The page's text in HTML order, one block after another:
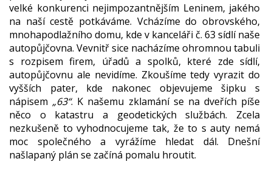
velké konkurenci nejimpozantnějším Leninem, jakého
na naší cestě potkáváme. Vcházíme do obrovského,
mnohapodlažního domu, kde v kanceláři č. 63 sídlí naše
autopůjčovna. Vevnitř sice nacházíme ohromnou tabuli
s rozpisem firem, úřadů a spolků, které zde sídlí,
autopůjčovnu ale nevidíme. Zkoušíme tedy vyrazit do
vyšších pater, kde nakonec objevujeme šipku s
nápisem „63“. K našemu zklamání se na dveřích píše
něco o katastru a geodetických službách. Zcela
nezkušeně to vyhodnocujeme tak, že to s auty nemá
moc společného a vyrážíme hledat dál. Dnešní
našlapaný plán se začíná pomalu hroutit.